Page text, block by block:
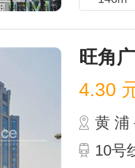
旺角
4.30
黄 浦
10号